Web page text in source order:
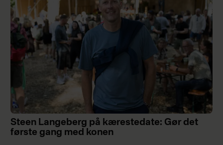
Steen Langeberg på kærestedate: Gør det
første gang med konen